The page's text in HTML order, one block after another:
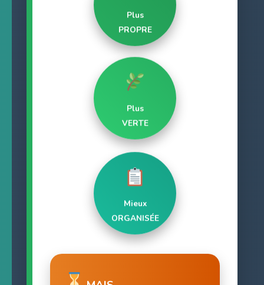
Plus
PROPRE
Plus
VERTE
Mieux
ORGANISÉE